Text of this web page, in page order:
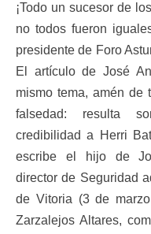
¡Todo un sucesor de los
no todos fueron
presidente de Foro
El artículo de José
mismo tema, amén de
falsedad: resulta
credibilidad a Herri
escribe el hijo de
director de Seguridad
de Vitoria (3 de
Zarzalejos Altares,